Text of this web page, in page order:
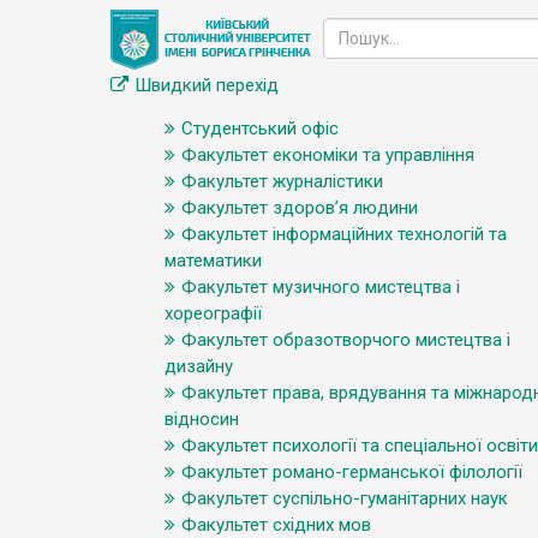
Швидкий перехід
Студентський офіс
Факультет економіки та управління
Факультет журналістики
Факультет здоров’я людини
Факультет інформаційних технологій та
математики
Факультет музичного мистецтва і
хореографії
Факультет образотворчого мистецтва і
дизайну
Факультет права, врядування та
відносин
Факультет психології та спеціальної освіти
Факультет романо-германської філології
Факультет суспільно-гуманітарних наук
Факультет східних мов